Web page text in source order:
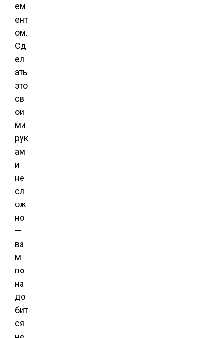
ем
ент
ом.
Сд
ел
ать
это
св
ои
ми
рук
ам
и
не
сл
ож
но
—
ва
м
по
на
до
бит
ся